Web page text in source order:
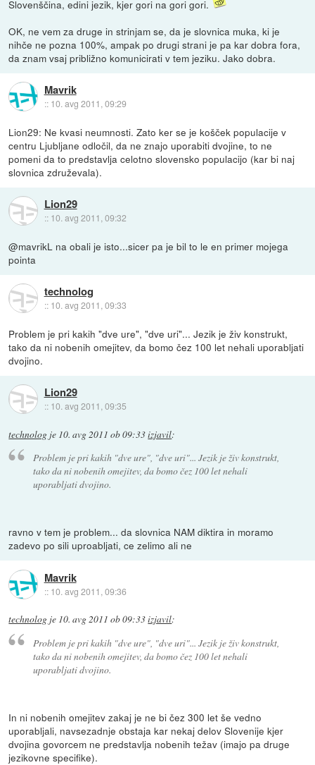
Slovenščina, edini jezik, kjer gori na gori gori.
OK, ne vem za druge in strinjam se, da je slovnica muka, ki je
nihče ne pozna 100%, ampak po drugi strani je pa kar dobra fora,
da znam vsaj približno komunicirati v tem jeziku. Jako dobra.
Mavrik
:: 10. avg 2011, 09:29
Lion29: Ne kvasi neumnosti. Zato ker se je košček populacije v
centru Ljubljane odločil, da ne znajo uporabiti dvojine, to ne
pomeni da to predstavlja celotno slovensko populacijo (kar bi naj
slovnica združevala).
Lion29
:: 10. avg 2011, 09:32
@mavrikL na obali je isto...sicer pa je bil to le en primer mojega
pointa
technolog
:: 10. avg 2011, 09:33
Problem je pri kakih "dve ure", "dve uri"... Jezik je živ konstrukt,
tako da ni nobenih omejitev, da bomo čez 100 let nehali uporabljati
dvojino.
Lion29
:: 10. avg 2011, 09:35
technolog je 10. avg 2011 ob 09:33izjavil:
Problem je pri kakih "dve ure", "dve uri"... Jezik je živ konstrukt,
tako da ni nobenih omejitev, da bomo čez 100 let nehali
uporabljati dvojino.
ravno v tem je problem... da slovnica NAM diktira in moramo
zadevo po sili uproabljati, ce zelimo ali ne
Mavrik
:: 10. avg 2011, 09:36
technolog je 10. avg 2011 ob 09:33izjavil:
Problem je pri kakih "dve ure", "dve uri"... Jezik je živ konstrukt,
tako da ni nobenih omejitev, da bomo čez 100 let nehali
uporabljati dvojino.
In ni nobenih omejitev zakaj je ne bi čez 300 let še vedno
uporabljali, navsezadnje obstaja kar nekaj delov Slovenije kjer
dvojina govorcem ne predstavlja nobenih težav (imajo pa druge
jezikovne specifike).